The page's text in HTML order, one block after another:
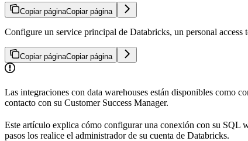
Copiar páginaCopiar página
Configure un service principal de Databricks, un personal
Copiar páginaCopiar página
Las integraciones con data warehouses están disponibles como
contacto con su Customer Success Manager.
Este artículo explica cómo configurar una conexión con su SQL
pasos los realice el administrador de su cuenta de Databricks.